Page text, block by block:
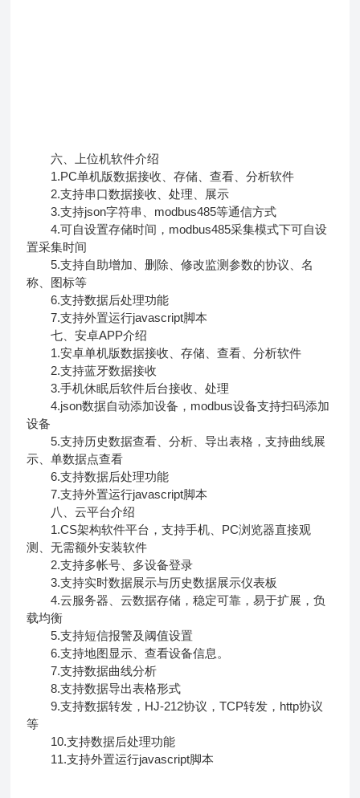
六、上位机软件介绍
1.PC单机版数据接收、存储、查看、分析软件
2.支持串口数据接收、处理、展示
3.支持json字符串、modbus485等通信方式
4.可自设置存储时间，modbus485采集模式下可自设
置采集时间
5.支持自助增加、删除、修改监测参数的协议、名
称、图标等
6.支持数据后处理功能
7.支持外置运行javascript脚本
七、安卓APP介绍
1.安卓单机版数据接收、存储、查看、分析软件
2.支持蓝牙数据接收
3.手机休眠后软件后台接收、处理
4.json数据自动添加设备，modbus设备支持扫码添加
设备
5.支持历史数据查看、分析、导出表格，支持曲线展
示、单数据点查看
6.支持数据后处理功能
7.支持外置运行javascript脚本
八、云平台介绍
1.CS架构软件平台，支持手机、PC浏览器直接观
测、无需额外安装软件
2.支持多帐号、多设备登录
3.支持实时数据展示与历史数据展示仪表板
4.云服务器、云数据存储，稳定可靠，易于扩展，负
载均衡
5.支持短信报警及阈值设置
6.支持地图显示、查看设备信息。
7.支持数据曲线分析
8.支持数据导出表格形式
9.支持数据转发，HJ-212协议，TCP转发，http协议
等
10.支持数据后处理功能
11.支持外置运行javascript脚本